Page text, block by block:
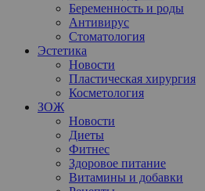
Беременность и роды
Антивирус
Стоматология
Эстетика
Новости
Пластическая хирургия
Косметология
ЗОЖ
Новости
Диеты
Фитнес
Здоровое питание
Витамины и добавки